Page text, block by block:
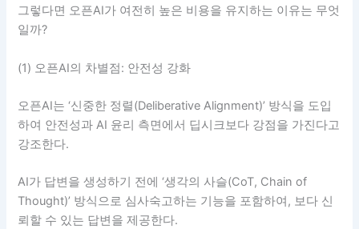
그렇다면 오픈AI가 여전히 높은 비용을 유지하는 이유는 무엇
일까?
(1) 오픈AI의 차별점: 안전성 강화
오픈AI는 ‘신중한 정렬(Deliberative Alignment)’ 방식을 도입
하여 안전성과 AI 윤리 측면에서 딥시크보다 강점을 가진다고
강조한다.
AI가 답변을 생성하기 전에 ‘생각의 사슬(CoT, Chain of
Thought)’ 방식으로 심사숙고하는 기능을 포함하여, 보다 신
뢰할 수 있는 답변을 제공한다.